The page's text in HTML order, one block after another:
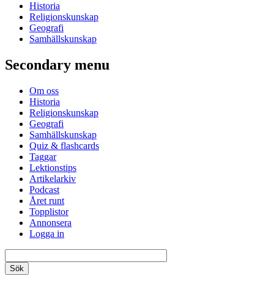
Historia
Religionskunskap
Geografi
Samhällskunskap
Secondary menu
Om oss
Historia
Religionskunskap
Geografi
Samhällskunskap
Quiz & flashcards
Taggar
Lektionstips
Artikelarkiv
Podcast
Året runt
Topplistor
Annonsera
Logga in